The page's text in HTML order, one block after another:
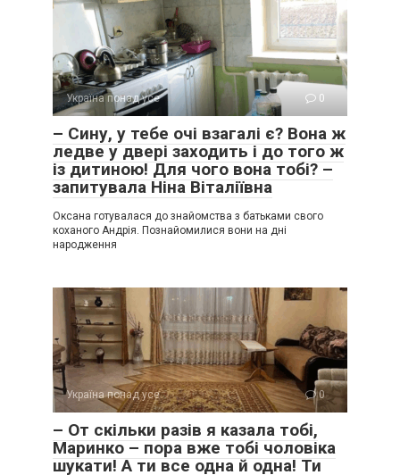
Україна понад усе 0
– Сину, у тебе очі взагалі є? Вона ж
ледве у двері заходить і до того ж
із дитиною! Для чого вона тобі? –
запитувала Ніна Віталіївна
Оксана готувалася до знайомства з батьками свого
коханого Андрія. Познайомилися вони на дні
народження
Україна понад усе 0
– От скільки разів я казала тобі,
Маринко – пора вже тобі чоловіка
шукати! А ти все одна й одна! Ти